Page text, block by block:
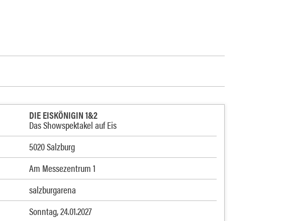
DIE EISKÖNIGIN 1&2
Das Showspektakel auf Eis
5020 Salzburg
Am Messezentrum 1
salzburgarena
Sonntag, 24.01.2027